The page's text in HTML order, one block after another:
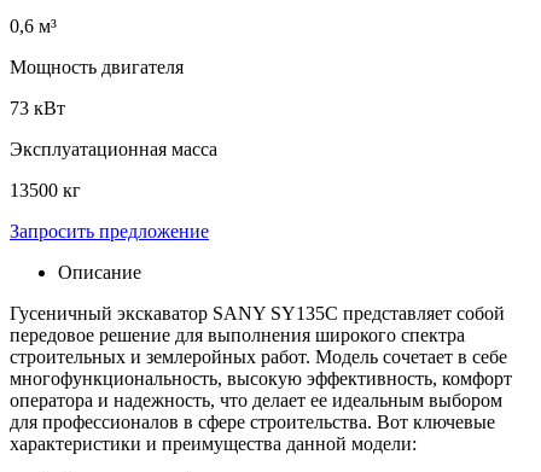
0,6 м³
Мощность двигателя
73 кВт
Эксплуатационная масса
13500 кг
Запросить предложение
Описание
Гусеничный экскаватор SANY SY135C представляет собой
передовое решение для выполнения широкого спектра
строительных и землеройных работ. Модель сочетает в себе
многофункциональность, высокую эффективность, комфорт
оператора и надежность, что делает ее идеальным выбором
для профессионалов в сфере строительства. Вот ключевые
характеристики и преимущества данной модели: